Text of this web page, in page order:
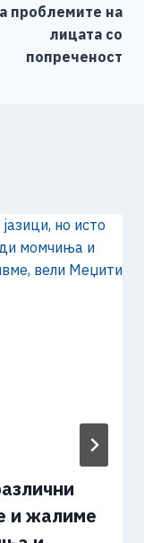
проблемите на
лицата со
попреченост
и жалиме